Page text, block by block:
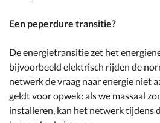
Een peperdure transitie?
De energietransitie zet het
bijvoorbeeld elektrisch rijden de
netwerk de vraag naar energie niet
geldt voor opwek: als we massaal
installeren, kan het netwerk tijdens